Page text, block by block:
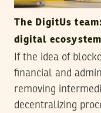
The DigitUs
digital ecosystem
If the idea of
financial and
removing
decentralizing